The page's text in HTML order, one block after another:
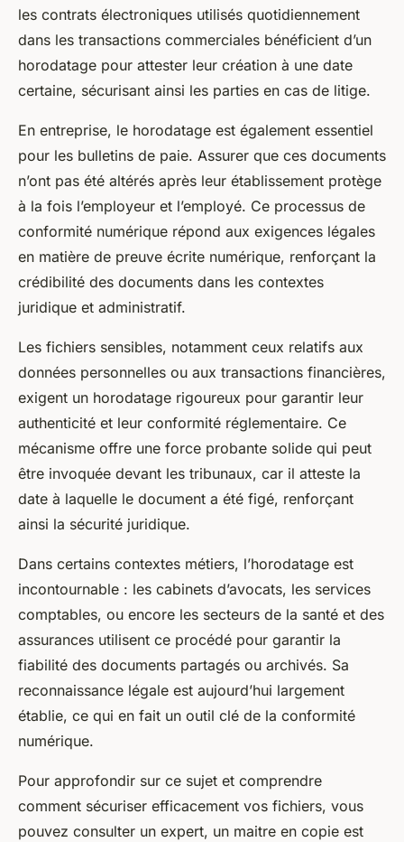
les contrats électroniques utilisés quotidiennement
dans les transactions commerciales bénéficient d’un
horodatage pour attester leur création à une date
certaine, sécurisant ainsi les parties en cas de litige.
En entreprise, le horodatage est également essentiel
pour les bulletins de paie. Assurer que ces documents
n’ont pas été altérés après leur établissement protège
à la fois l’employeur et l’employé. Ce processus de
conformité numérique répond aux exigences légales
en matière de preuve écrite numérique, renforçant la
crédibilité des documents dans les contextes
juridique et administratif.
Les fichiers sensibles, notamment ceux relatifs aux
données personnelles ou aux transactions financières,
exigent un horodatage rigoureux pour garantir leur
authenticité et leur conformité réglementaire. Ce
mécanisme offre une force probante solide qui peut
être invoquée devant les tribunaux, car il atteste la
date à laquelle le document a été figé, renforçant
ainsi la sécurité juridique.
Dans certains contextes métiers, l’horodatage est
incontournable : les cabinets d’avocats, les services
comptables, ou encore les secteurs de la santé et des
assurances utilisent ce procédé pour garantir la
fiabilité des documents partagés ou archivés. Sa
reconnaissance légale est aujourd’hui largement
établie, ce qui en fait un outil clé de la conformité
numérique.
Pour approfondir sur ce sujet et comprendre
comment sécuriser efficacement vos fichiers, vous
pouvez consulter un expert, un maitre en copie est